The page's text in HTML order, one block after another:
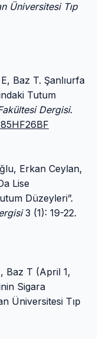
Üniversitesi Tıp
Baz T. Şanlıurfa
Tutum
Dergisi.
Erkan Ceylan,
Lise
Düzeyleri”.
3 (1): 19-22.
Baz T (April 1,
Sigara
Üniversitesi Tıp